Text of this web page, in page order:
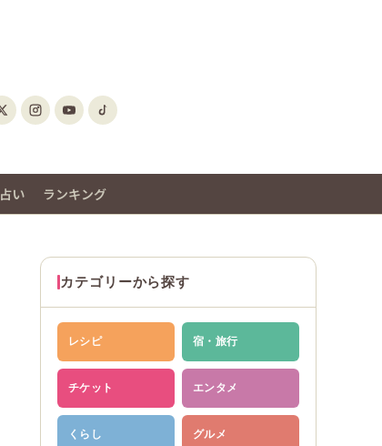
占い ランキング
カテゴリーから探す
レシピ 宿・旅行
チケット エンタメ
くらし グルメ